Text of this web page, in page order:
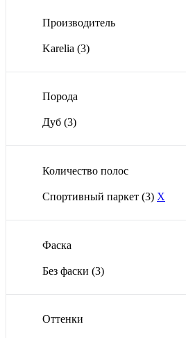
Производитель
Karelia (3)
Порода
Дуб (3)
Количество полос
Спортивный паркет (3) X
Фаска
Без фаски (3)
Оттенки